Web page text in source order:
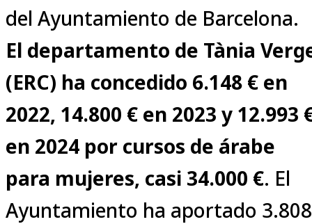
del Ayuntamiento de Barcelona.
El departamento de Tània
(ERC) ha concedido 6.148 € en
2022, 14.800 € en 2023 y 12.993
en 2024 por cursos de árabe
para mujeres, casi 34.000 €. El
Ayuntamiento ha aportado 3.808